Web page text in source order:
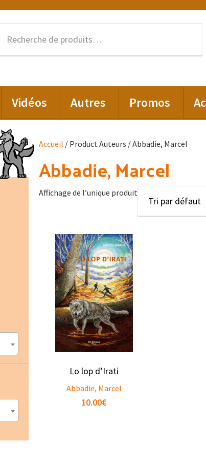
Vidéos Autres Promos
Accueil / Product Auteurs / Abbadie, Marcel
Abbadie, Marcel
Affichage de l’unique produit
Lo lop d’Irati
Abbadie, Marcel
10.00€